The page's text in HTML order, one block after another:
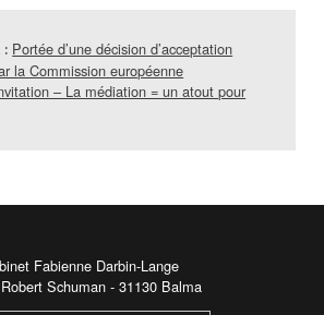
: Portée d’une décision d’acceptation
la Commission européenne
– La médiation = un atout pour
Fabienne Darbin-Lange
Schuman - 31130 Balma